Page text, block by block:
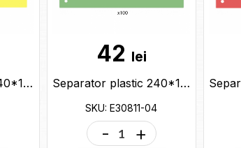
Separator plastic 240*105 galben 100buc E30811-05
42 lei
Separator plastic 240*105 verde 100buc E30811-04
SKU: E30811-04
- +